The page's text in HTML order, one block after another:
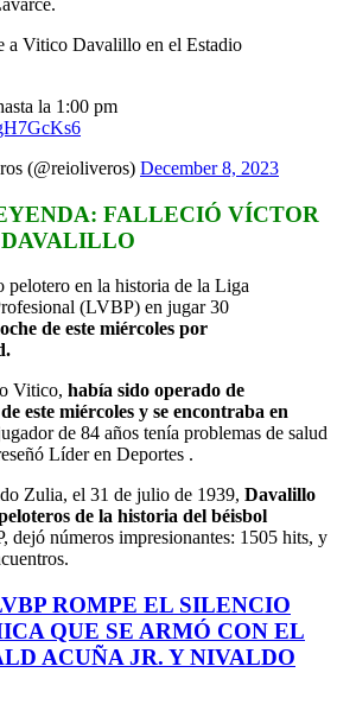
a Vitico Davalillo en el Estadio
la 1:00 pm
(@reioliveros) December 8, 2023
FALLECIÓ VÍCTOR
DAVALILLO
en la historia de la Liga
(LVBP) en jugar 30
de este miércoles por
Vitico, había sido operado de
este miércoles y se encontraba en
de 84 años tenía problemas de salud
Líder en Deportes .
Zulia, el 31 de julio de 1939, Davalillo
de la historia del béisbol
dejó números impresionantes: 1505 hits, y
ROMPE EL SILENCIO
QUE SE ARMÓ CON EL
ACUÑA JR. Y NIVALDO